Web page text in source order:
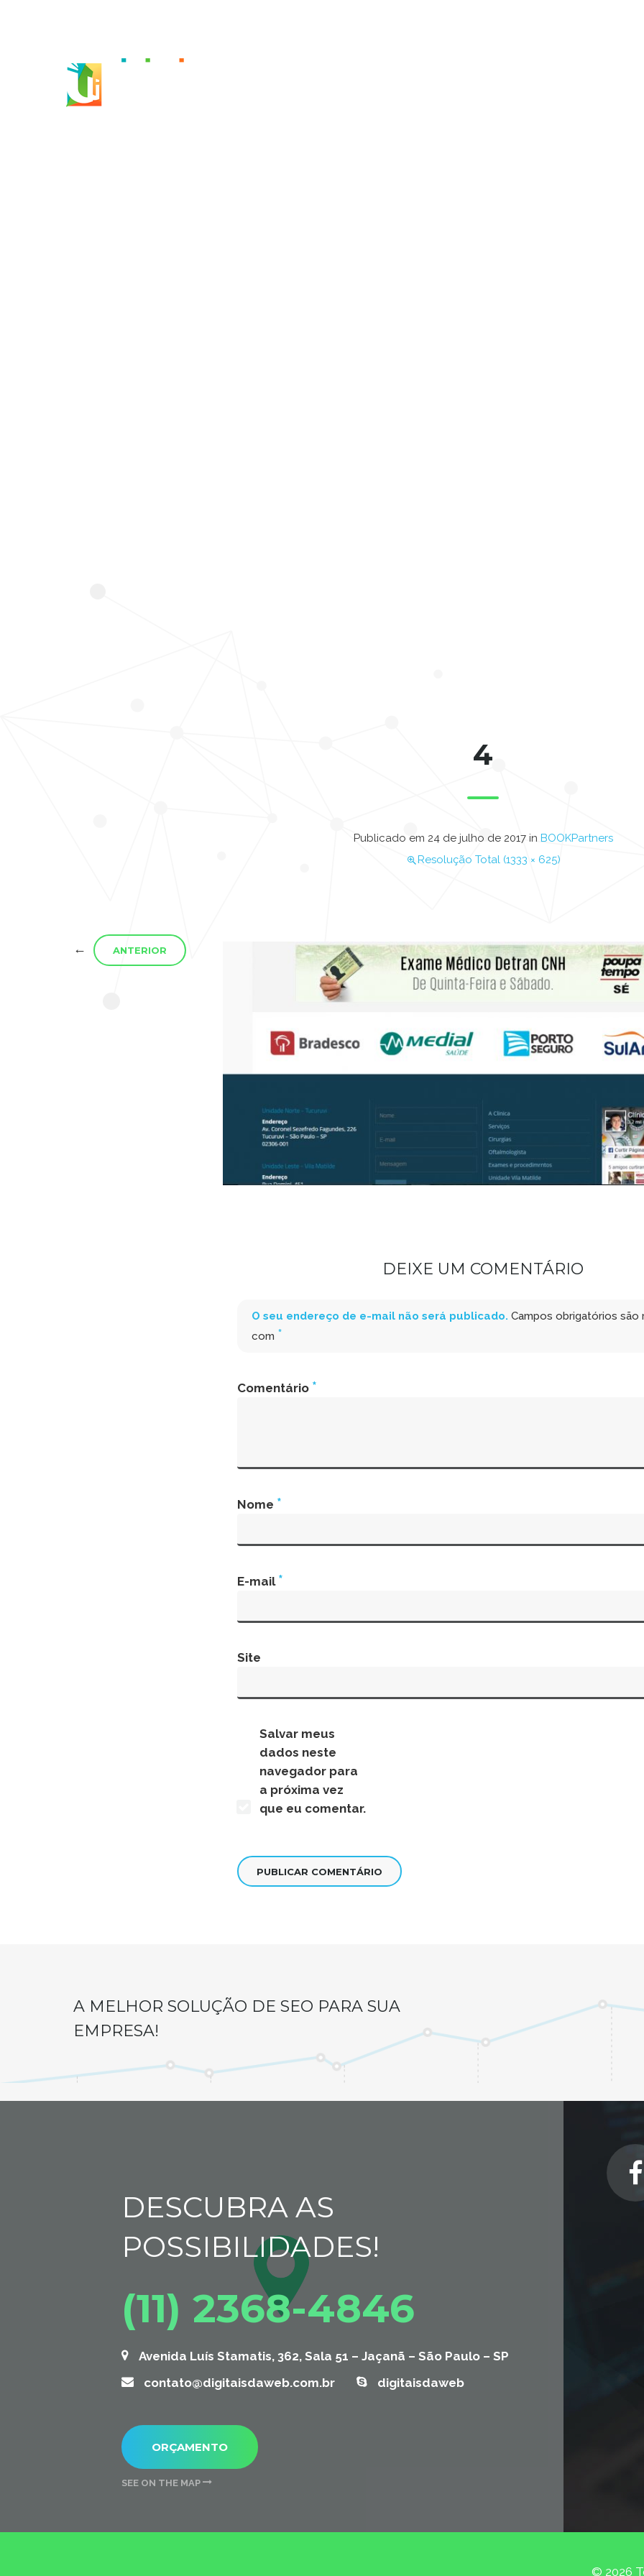
4
Publicado em 24 de julho de 2017in BOOKPartners
Resolução Total (1333 × 625)
← ANTERIOR
DEIXE UM COMENTÁRIO
O seu endereço de e-mail não será publicado. Campos obrigatórios são
com *
Comentário *
Nome *
E-mail *
Site
Salvar meus
dados neste
navegador para
a próxima vez
que eu comentar.
A MELHOR SOLUÇÃO DE SEO PARA SUA
EMPRESA!
DESCUBRA AS
POSSIBILIDADES!
(11) 2368-4846
Avenida Luís Stamatis, 362, Sala 51 – Jaçanã – São Paulo – SP
contato@digitaisdaweb.com.br
digitaisdaweb
ORÇAMENTO
SEE ON THE MAP
© 2026